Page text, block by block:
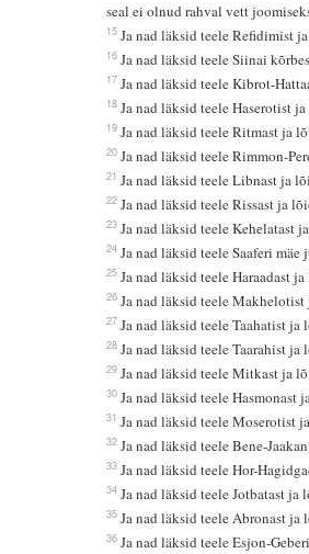
seal ei olnud rahval vett
15 Ja nad läksid teele Refidimist
16 Ja nad läksid teele Siinai
17 Ja nad läksid teele Kibrot-
18 Ja nad läksid teele Haserotist
19 Ja nad läksid teele Ritmast ja
20 Ja nad läksid teele Rimmon-
21 Ja nad läksid teele Libnast ja
22 Ja nad läksid teele Rissast ja
23 Ja nad läksid teele Kehelatast
24 Ja nad läksid teele Saaferi
25 Ja nad läksid teele Haraadast
26 Ja nad läksid teele
27 Ja nad läksid teele Taahatist ja
28 Ja nad läksid teele Taarahist
29 Ja nad läksid teele Mitkast ja
30 Ja nad läksid teele
31 Ja nad läksid teele Moserotist
32 Ja nad läksid teele Bene-
33 Ja nad läksid teele Hor-
34 Ja nad läksid teele Jotbatast ja
35 Ja nad läksid teele Abronast ja
36 Ja nad läksid teele Esjon-